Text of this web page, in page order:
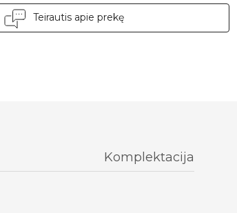
Teirautis apie prekę
Komplektacija